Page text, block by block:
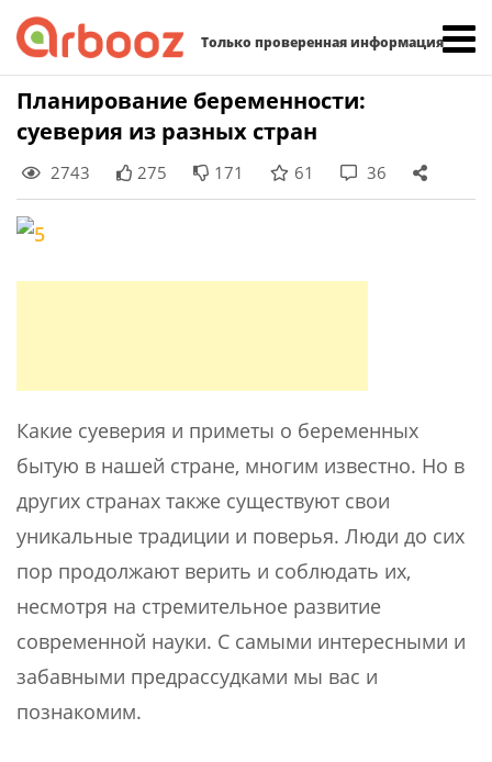
Только проверенная информация
Skip
content
Планирование беременности:
суеверия из разных стран
2743 275 171 61 36
Какие суеверия и приметы о беременных
бытую в нашей стране, многим известно. Но в
других странах также существуют свои
уникальные традиции и поверья. Люди до сих
пор продолжают верить и соблюдать их,
несмотря на стремительное развитие
современной науки. С самыми интересными и
забавными предрассудками мы вас и
познакомим.
Найти: